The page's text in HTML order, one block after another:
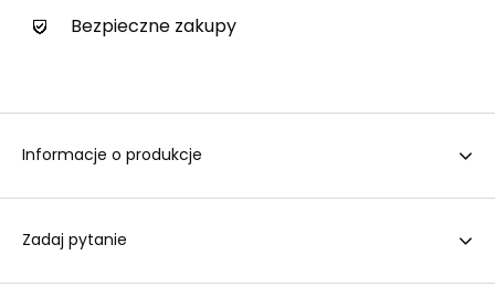
Bezpieczne zakupy
Informacje o produkcje
Zadaj pytanie